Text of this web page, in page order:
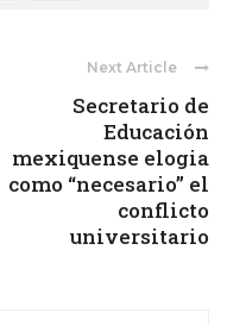
Next Article
Secretario de
Educación
mexiquense elogia
como “necesario” el
conflicto
universitario